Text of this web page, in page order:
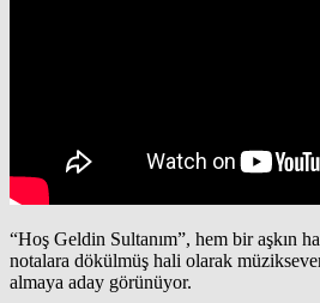
“Hoş Geldin Sultanım”, hem bir aşkın
notalara dökülmüş hali olarak
almaya aday görünüyor.